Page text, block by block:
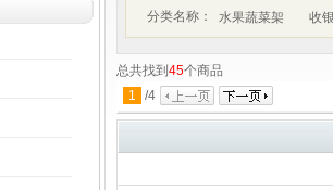
分类名称： 水果蔬菜架 收
总共找到 45个商品
1
/4